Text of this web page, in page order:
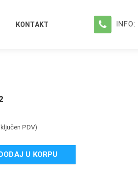
INFO:
KONTAKT
PDV)
U KORPU